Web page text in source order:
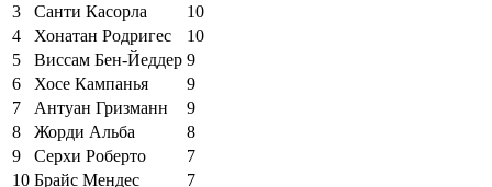
3
Санти Касорла
10
4
Хонатан Родригес
10
5
Виссам Бен-Йеддер 9
6
Хосе Кампанья
9
7
Антуан Гризманн
9
8
Жорди Альба
8
9
Серхи Роберто
7
10 Брайс Мендес 7